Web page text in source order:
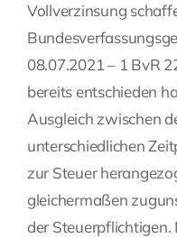
Vollverzinsung
08.07.2021 – 1 BvR
bereits entschieden
Ausgleich zwischen
unterschiedlichen
zur Steuer
gleichermaßen
der Steuerpflichtigen.